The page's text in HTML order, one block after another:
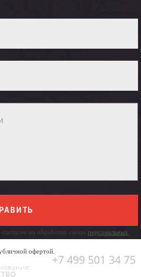
на обработку своих персональных
офертой.
+7 499 501 34 75